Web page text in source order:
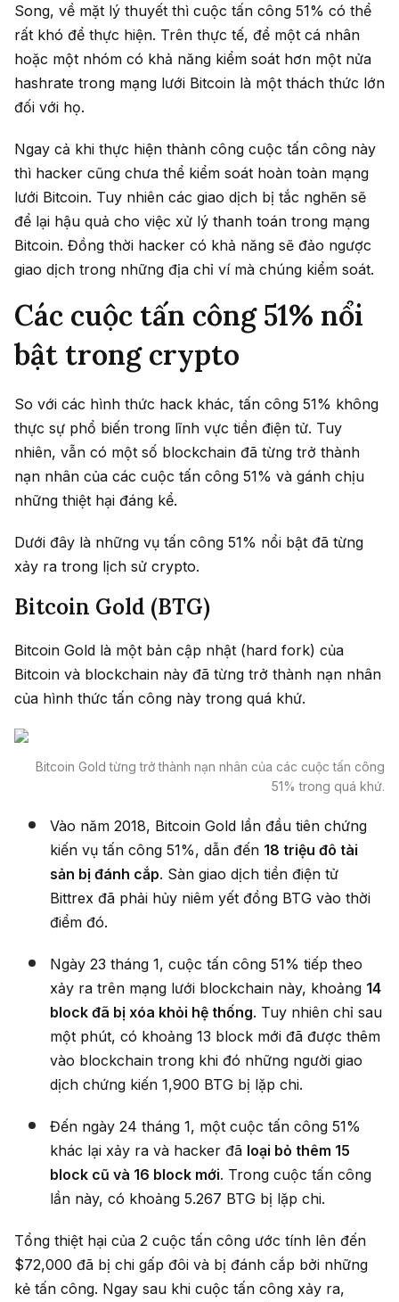
Song, về mặt lý thuyết thì cuộc tấn công 51% có thể
rất khó để thực hiện. Trên thực tế, để một cá nhân
hoặc một nhóm có khả năng kiểm soát hơn một nửa
hashrate trong mạng lưới Bitcoin là một thách thức lớn
đối với họ.
Ngay cả khi thực hiện thành công cuộc tấn công này
thì hacker cũng chưa thể kiểm soát hoàn toàn mạng
lưới Bitcoin. Tuy nhiên các giao dịch bị tắc nghẽn sẽ
để lại hậu quả cho việc xử lý thanh toán trong mạng
Bitcoin. Đồng thời hacker có khả năng sẽ đảo ngược
giao dịch trong những địa chỉ ví mà chúng kiểm soát.
Các cuộc tấn công 51% nổi
bật trong crypto
So với các hình thức hack khác, tấn công 51% không
thực sự phổ biến trong lĩnh vực tiền điện tử. Tuy
nhiên, vẫn có một số blockchain đã từng trở thành
nạn nhân của các cuộc tấn công 51% và gánh chịu
những thiệt hại đáng kể.
Dưới đây là những vụ tấn công 51% nổi bật đã từng
xảy ra trong lịch sử crypto.
Bitcoin Gold (BTG)
Bitcoin Gold là một bản cập nhật (hard fork) của
Bitcoin và blockchain này đã từng trở thành nạn nhân
của hình thức tấn công này trong quá khứ.
Bitcoin Gold từng trở thành nạn nhân của các cuộc tấn công
51% trong quá khứ.
Vào năm 2018, Bitcoin Gold lần đầu tiên chứng
kiến vụ tấn công 51%, dẫn đến 18 triệu đô tài
sản bị đánh cắp. Sàn giao dịch tiền điện tử
Bittrex đã phải hủy niêm yết đồng BTG vào thời
điểm đó.
Ngày 23 tháng 1, cuộc tấn công 51% tiếp theo
xảy ra trên mạng lưới blockchain này, khoảng 14
block đã bị xóa khỏi hệ thống. Tuy nhiên chỉ sau
một phút, có khoảng 13 block mới đã được thêm
vào blockchain trong khi đó những người giao
dịch chứng kiến 1,900 BTG bị lặp chi.
Đến ngày 24 tháng 1, một cuộc tấn công 51%
khác lại xảy ra và hacker đã loại bỏ thêm 15
block cũ và 16 block mới. Trong cuộc tấn công
lần này, có khoảng 5.267 BTG bị lặp chi.
Tổng thiệt hại của 2 cuộc tấn công ước tính lên đến
$72,000 đã bị chi gấp đôi và bị đánh cắp bởi những
kẻ tấn công. Ngay sau khi cuộc tấn công xảy ra,